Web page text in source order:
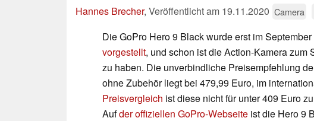
Hannes Brecher, Veröffentlicht am 19.11.2020 Camera
Die GoPro Hero 9 Black wurde erst im September
vorgestellt, und schon ist die Action-Kamera zum
zu haben. Die unverbindliche Preisempfehlung
ohne Zubehör liegt bei 479,99 Euro, im
Preisvergleich ist diese nicht für unter 409 Euro
Aufder offiziellen GoPro-Webseite ist die Hero 9